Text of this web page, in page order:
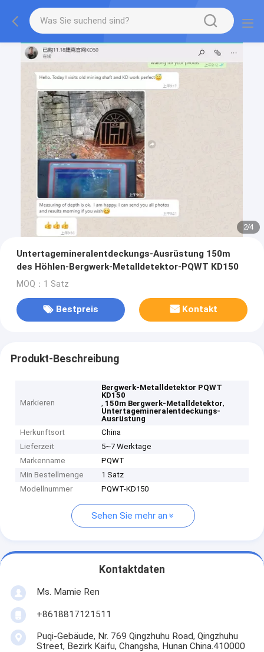
2/4
Untertagemineralentdeckungs-Ausrüstung 150m
des Höhlen-Bergwerk-Metalldetektor-PQWT KD150
MOQ：1 Satz
Bestpreis Kontakt
Produkt-Beschreibung
Markieren
Bergwerk-Metalldetektor PQWT
KD150
, 150m Bergwerk-Metalldetektor,
Untertagemineralentdeckungs-
Ausrüstung
Herkunftsort
China
Lieferzeit
5~7 Werktage
Markenname
PQWT
Min Bestellmenge
1 Satz
Modellnummer
PQWT-KD150
Sehen Sie mehr an
Kontaktdaten
Ms. Mamie Ren
+8618817121511
Puqi-Gebäude, Nr. 769 Qingzhuhu Road, Qingzhuhu
Street, Bezirk Kaifu, Changsha, Hunan China.410000